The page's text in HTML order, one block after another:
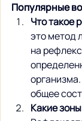
Популярные
Что такое
это метод
на
общее
Какие